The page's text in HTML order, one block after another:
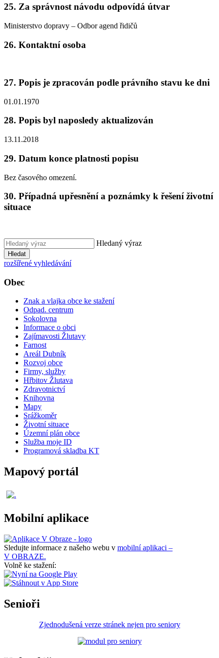
25. Za správnost návodu odpovídá útvar
Ministerstvo dopravy – Odbor agend řidičů
26. Kontaktní osoba
27. Popis je zpracován podle právního stavu ke dni
01.01.1970
28. Popis byl naposledy aktualizován
13.11.2018
29. Datum konce platnosti popisu
Bez časového omezení.
30. Případná upřesnění a poznámky k řešení životní
situace
Hledaný výraz
Hledat
rozšířené vyhledávání
Obec
Znak a vlajka obce ke stažení
Odpad. centrum
Sokolovna
Informace o obci
Zajímavosti Žlutavy
Farnost
Areál Dubník
Rozvoj obce
Firmy, služby
Hřbitov Žlutava
Zdravotnictví
Knihovna
Mapy
Srážkoměr
Životní situace
Územní plán obce
Služba moje ID
Programová skladba KT
Mapový portál
Mobilní aplikace
Sledujte informace z našeho webu v mobilní aplikaci –
V OBRAZE.
Volně ke stažení:
Senioři
Zjednodušená verze stránek nejen pro seniory